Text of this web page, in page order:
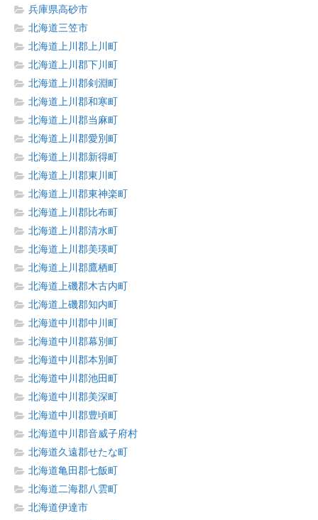
兵庫県高砂市
北海道三笠市
北海道上川郡上川町
北海道上川郡下川町
北海道上川郡剣淵町
北海道上川郡和寒町
北海道上川郡当麻町
北海道上川郡愛別町
北海道上川郡新得町
北海道上川郡東川町
北海道上川郡東神楽町
北海道上川郡比布町
北海道上川郡清水町
北海道上川郡美瑛町
北海道上川郡鷹栖町
北海道上磯郡木古内町
北海道上磯郡知内町
北海道中川郡中川町
北海道中川郡幕別町
北海道中川郡本別町
北海道中川郡池田町
北海道中川郡美深町
北海道中川郡豊頃町
北海道中川郡音威子府村
北海道久遠郡せたな町
北海道亀田郡七飯町
北海道二海郡八雲町
北海道伊達市